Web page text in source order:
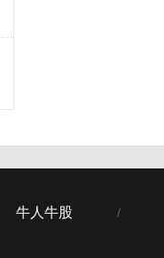
牛人牛股 /